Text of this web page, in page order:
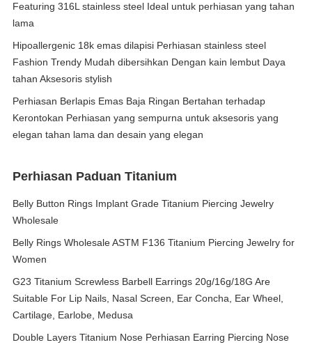
Featuring 316L stainless steel Ideal untuk perhiasan yang tahan
lama
Hipoallergenic 18k emas dilapisi Perhiasan stainless steel
Fashion Trendy Mudah dibersihkan Dengan kain lembut Daya
tahan Aksesoris stylish
Perhiasan Berlapis Emas Baja Ringan Bertahan terhadap
Kerontokan Perhiasan yang sempurna untuk aksesoris yang
elegan tahan lama dan desain yang elegan
Perhiasan Paduan Titanium
Belly Button Rings Implant Grade Titanium Piercing Jewelry
Wholesale
Belly Rings Wholesale ASTM F136 Titanium Piercing Jewelry for
Women
G23 Titanium Screwless Barbell Earrings 20g/16g/18G Are
Suitable For Lip Nails, Nasal Screen, Ear Concha, Ear Wheel,
Cartilage, Earlobe, Medusa
Double Layers Titanium Nose Perhiasan Earring Piercing Nose